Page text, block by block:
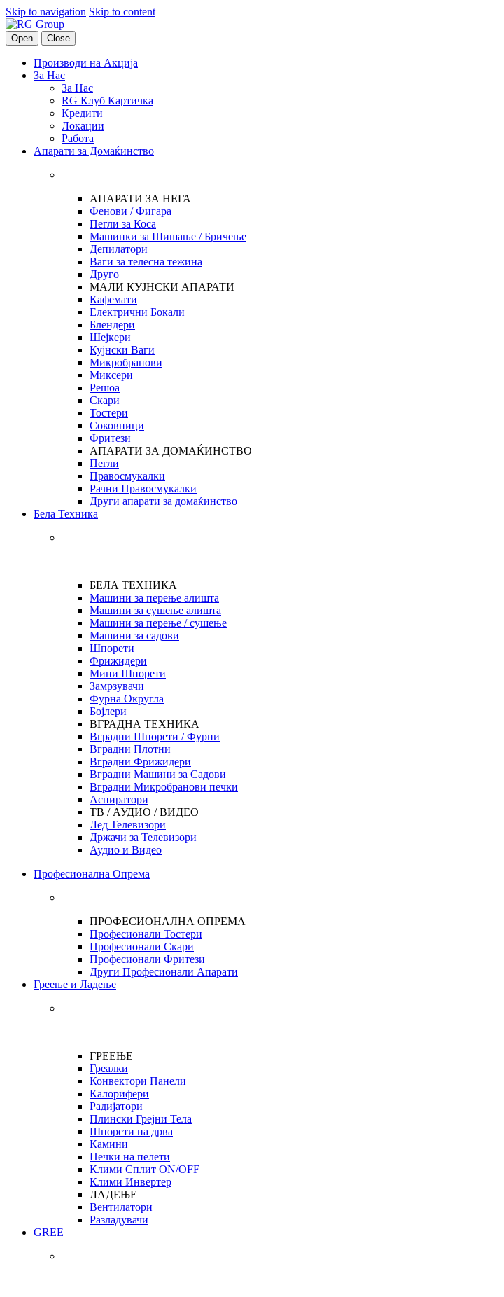
Skip to navigation Skip to content
Open Close
Производи на Акција
За Нас
За Нас
RG Клуб Картичка
Кредити
Локации
Работа
Апарати за Домаќинство
АПАРАТИ ЗА НЕГА
Фенови / Фигара
Пегли за Коса
Машинки за Шишање / Бричење
Депилатори
Ваги за телесна тежина
Друго
МАЛИ КУЈНСКИ АПАРАТИ
Кафемати
Електрични Бокали
Блендери
Шејкери
Кујнски Ваги
Микробранови
Миксери
Решоа
Скари
Тостери
Соковници
Фритези
АПАРАТИ ЗА ДОМАЌИНСТВО
Пегли
Правосмукалки
Рачни Правосмукалки
Други апарати за домаќинство
Бела Техника
БЕЛА ТЕХНИКА
Машини за перење алишта
Машини за сушење алишта
Машини за перење / сушење
Машини за садови
Шпорети
Фрижидери
Мини Шпорети
Замрзувачи
Фурна Округла
Бојлери
ВГРАДНА ТЕХНИКА
Вградни Шпорети / Фурни
Вградни Плотни
Вградни Фрижидери
Вградни Машини за Садови
Вградни Микробранови печки
Аспиратори
ТВ / АУДИО / ВИДЕО
Лед Телевизори
Држачи за Телевизори
Аудио и Видео
Професионална Опрема
ПРОФЕСИОНАЛНА ОПРЕМА
Професионали Тостери
Професионали Скари
Професионали Фритези
Други Професионали Апарати
Греење и Ладење
ГРЕЕЊЕ
Греалки
Конвектори Панели
Калорифери
Радијатори
Плински Грејни Тела
Шпорети на дрва
Камини
Печки на пелети
Клими Сплит ON/OFF
Клими Инвертер
ЛАДЕЊЕ
Вентилатори
Разладувачи
GREE